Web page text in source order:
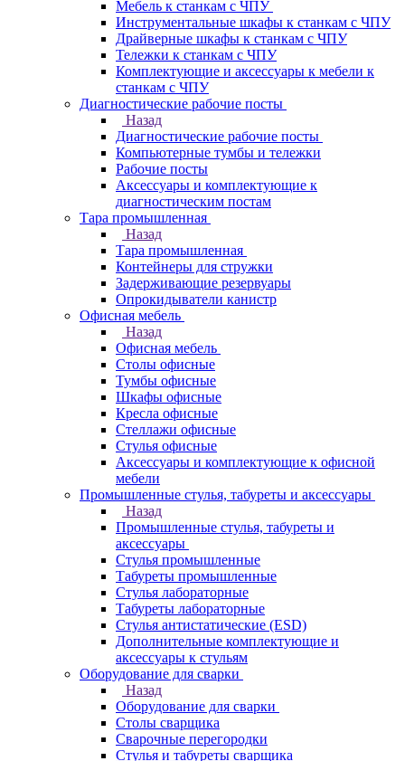
Мебель к станкам с ЧПУ
Инструментальные шкафы к станкам с ЧПУ
Драйверные шкафы к станкам с ЧПУ
Тележки к станкам с ЧПУ
Комплектующие и аксессуары к мебели к
станкам с ЧПУ
Диагностические рабочие посты
Назад
Диагностические рабочие посты
Компьютерные тумбы и тележки
Рабочие посты
Аксессуары и комплектующие к
диагностическим постам
Тара промышленная
Назад
Тара промышленная
Контейнеры для стружки
Задерживающие резервуары
Опрокидыватели канистр
Офисная мебель
Назад
Офисная мебель
Столы офисные
Тумбы офисные
Шкафы офисные
Кресла офисные
Стеллажи офисные
Стулья офисные
Аксессуары и комплектующие к офисной
мебели
Промышленные стулья, табуреты и аксессуары
Назад
Промышленные стулья, табуреты и
аксессуары
Стулья промышленные
Табуреты промышленные
Стулья лабораторные
Табуреты лабораторные
Стулья антистатические (ESD)
Дополнительные комплектующие и
аксессуары к стульям
Оборудование для сварки
Назад
Оборудование для сварки
Столы сварщика
Сварочные перегородки
Стулья и табуреты сварщика